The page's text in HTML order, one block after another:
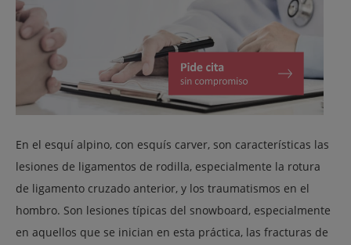
En el esquí alpino, con esquís carver, son características las
lesiones de ligamentos de rodilla, especialmente la rotura
de ligamento cruzado anterior, y los traumatismos en el
hombro. Son lesiones típicas del snowboard, especialmente
en aquellos que se inician en esta práctica, las fracturas de